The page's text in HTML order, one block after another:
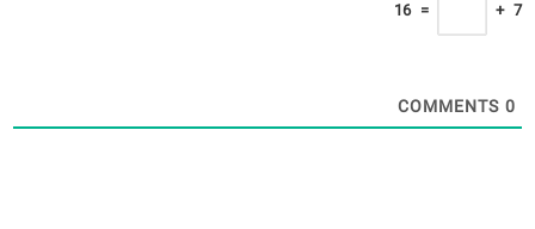
7
+
=
16
0